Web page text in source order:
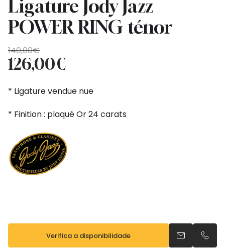
Ligature Jody Jazz
POWER RING ténor
140,00€
O
preço
original
era:
140,00€.
126,00€
O
preço
atual
é:
126,00€.
* Ligature vendue nue
* Finition : plaqué Or 24 carats
Verifica a disponibilidade Envia um e-